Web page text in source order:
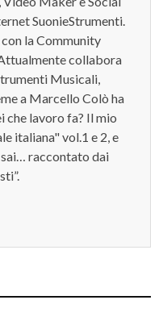
SuonieStrumenti.
la Community
collabora
Musicali,
a Marcello Colò ha
che lavoro fa? Il mio
italiana" vol.1 e 2, e
sai… raccontato dai